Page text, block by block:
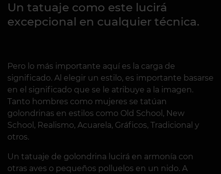
Un tatuaje como este lucirá
excepcional en cualquier técnica.
Pero lo más importante aquí es la carga de
significado. Al elegir un estilo, es importante basarse
en el significado que se le atribuye a la imagen.
Tanto hombres como mujeres se tatúan
golondrinas en estilos como Old School, New
School, Realismo, Acuarela, Gráficos, Tradicional y
otros.
Un tatuaje de golondrina lucirá en armonía con
otras aves o pequeños polluelos en un nido. A